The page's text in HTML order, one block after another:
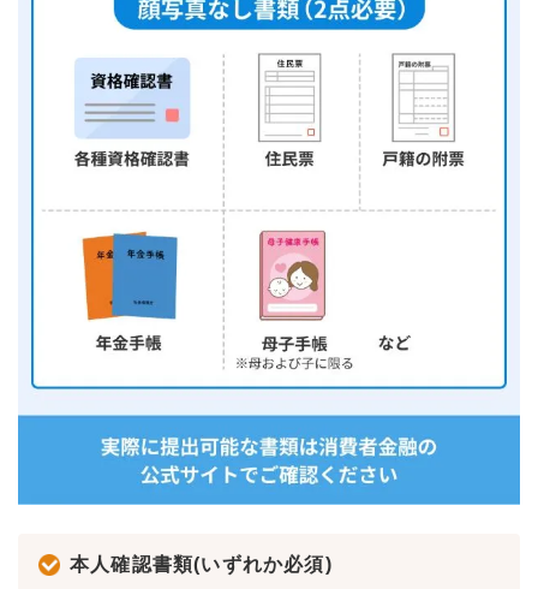
本人確認書類(いずれか必須)